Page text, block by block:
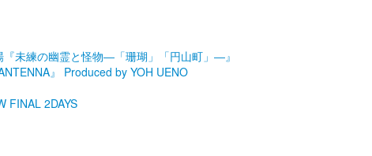
未練の幽霊と怪物―「珊瑚」「円山町」―』
』 Produced by YOH UENO
FINAL 2DAYS